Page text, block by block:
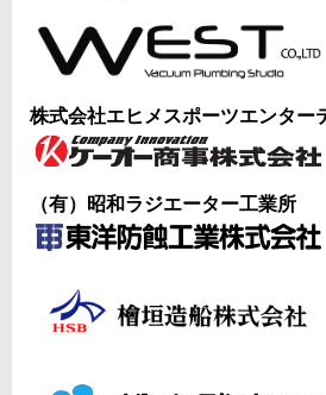
株式会社エヒメスポーツエンター
（有）昭和ラジエーター工業所